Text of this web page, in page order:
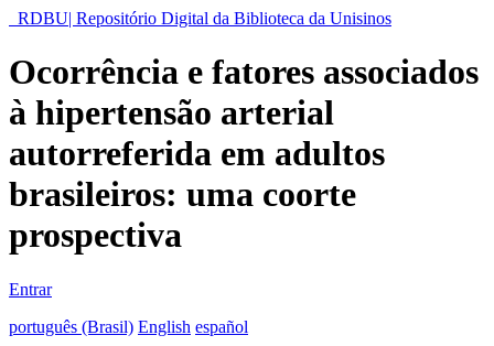
RDBU| Repositório Digital da Biblioteca da Unisinos
Ocorrência e fatores associados
à hipertensão arterial
autorreferida em adultos
brasileiros: uma coorte
prospectiva
Entrar
português (Brasil) English español